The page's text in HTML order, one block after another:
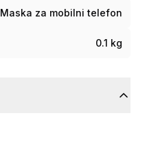
Maska za mobilni telefon
0.1 kg